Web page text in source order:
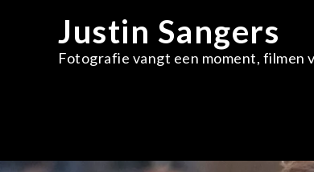
Justin Sangers
Fotografie vangt een moment, filmen